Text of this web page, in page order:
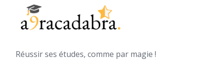
Réussir ses études, comme par magie !